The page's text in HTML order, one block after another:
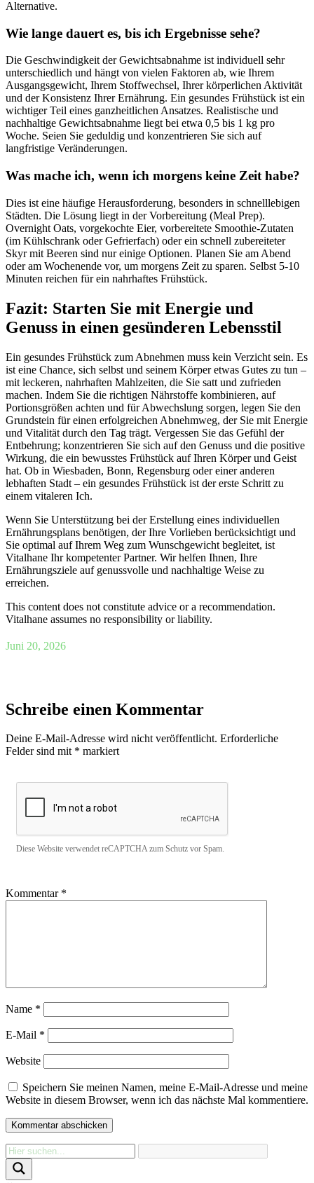
Alternative.
Wie lange dauert es, bis ich Ergebnisse sehe?
Die Geschwindigkeit der Gewichtsabnahme ist individuell sehr
unterschiedlich und hängt von vielen Faktoren ab, wie Ihrem
Ausgangsgewicht, Ihrem Stoffwechsel, Ihrer körperlichen Aktivität
und der Konsistenz Ihrer Ernährung. Ein gesundes Frühstück ist ein
wichtiger Teil eines ganzheitlichen Ansatzes. Realistische und
nachhaltige Gewichtsabnahme liegt bei etwa 0,5 bis 1 kg pro
Woche. Seien Sie geduldig und konzentrieren Sie sich auf
langfristige Veränderungen.
Was mache ich, wenn ich morgens keine Zeit habe?
Dies ist eine häufige Herausforderung, besonders in schnelllebigen
Städten. Die Lösung liegt in der Vorbereitung (Meal Prep).
Overnight Oats, vorgekochte Eier, vorbereitete Smoothie-Zutaten
(im Kühlschrank oder Gefrierfach) oder ein schnell zubereiteter
Skyr mit Beeren sind nur einige Optionen. Planen Sie am Abend
oder am Wochenende vor, um morgens Zeit zu sparen. Selbst 5-10
Minuten reichen für ein nahrhaftes Frühstück.
Fazit: Starten Sie mit Energie und
Genuss in einen gesünderen Lebensstil
Ein gesundes Frühstück zum Abnehmen muss kein Verzicht sein. Es
ist eine Chance, sich selbst und seinem Körper etwas Gutes zu tun –
mit leckeren, nahrhaften Mahlzeiten, die Sie satt und zufrieden
machen. Indem Sie die richtigen Nährstoffe kombinieren, auf
Portionsgrößen achten und für Abwechslung sorgen, legen Sie den
Grundstein für einen erfolgreichen Abnehmweg, der Sie mit Energie
und Vitalität durch den Tag trägt. Vergessen Sie das Gefühl der
Entbehrung; konzentrieren Sie sich auf den Genuss und die positive
Wirkung, die ein bewusstes Frühstück auf Ihren Körper und Geist
hat. Ob in Wiesbaden, Bonn, Regensburg oder einer anderen
lebhaften Stadt – ein gesundes Frühstück ist der erste Schritt zu
einem vitaleren Ich.
Wenn Sie Unterstützung bei der Erstellung eines individuellen
Ernährungsplans benötigen, der Ihre Vorlieben berücksichtigt und
Sie optimal auf Ihrem Weg zum Wunschgewicht begleitet, ist
Vitalhane Ihr kompetenter Partner. Wir helfen Ihnen, Ihre
Ernährungsziele auf genussvolle und nachhaltige Weise zu
erreichen.
This content does not constitute advice or a recommendation.
Vitalhane assumes no responsibility or liability.
Juni 20, 2026
Schreibe einen Kommentar
Deine E-Mail-Adresse wird nicht veröffentlicht. Erforderliche
Felder sind mit * markiert
Diese Website verwendet reCAPTCHA zum Schutz vor Spam.
Kommentar *
Name *
E-Mail *
Website
Speichern Sie meinen Namen, meine E-Mail-Adresse und meine
Website in diesem Browser, wenn ich das nächste Mal kommentiere.